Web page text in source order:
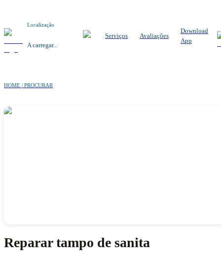
Localização
A carregar...
Serviços Avaliações
Download
App
HOME | PROCURAR
Reparar tampo de sanita